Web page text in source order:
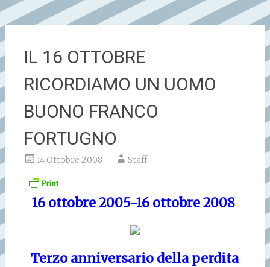
IL 16 OTTOBRE
RICORDIAMO UN UOMO
BUONO FRANCO
FORTUGNO
14 Ottobre 2008 Staff
16 ottobre 2005-16 ottobre 2008
Terzo anniversario della perdita